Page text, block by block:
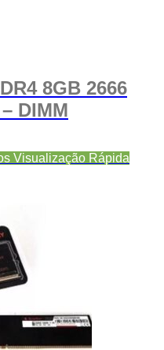
8GB 2666
DIMM
Visualização Rápida